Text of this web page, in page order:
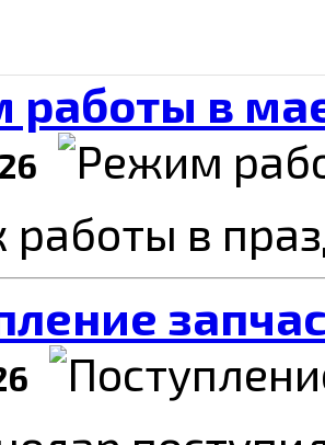
работы в
работы в